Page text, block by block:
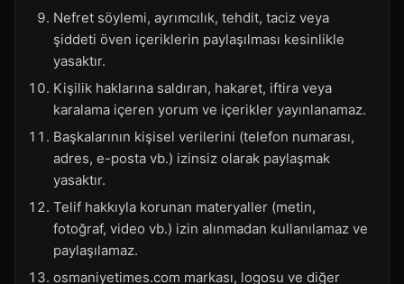
Nefret söylemi, ayrımcılık, tehdit, taciz veya
şiddeti öven içeriklerin paylaşılması kesinlikle
yasaktır.
Kişilik haklarına saldıran, hakaret, iftira veya
karalama içeren yorum ve içerikler yayınlanamaz.
Başkalarının kişisel verilerini (telefon numarası,
adres, e-posta vb.) izinsiz olarak paylaşmak
yasaktır.
Telif hakkıyla korunan materyaller (metin,
fotoğraf, video vb.) izin alınmadan kullanılamaz ve
paylaşılamaz.
osmaniyetimes.com markası, logosu ve diğer